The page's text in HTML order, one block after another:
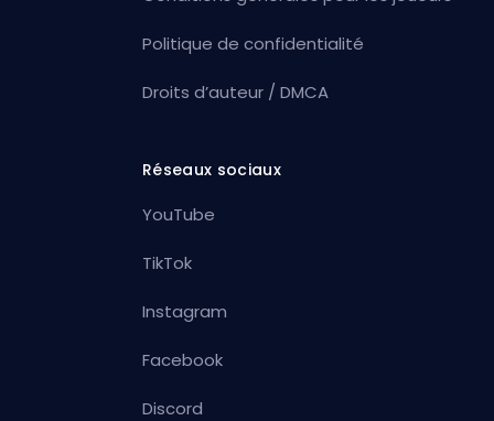
Politique de confidentialité
Droits d’auteur / DMCA
Réseaux sociaux
YouTube
TikTok
Instagram
Facebook
Discord